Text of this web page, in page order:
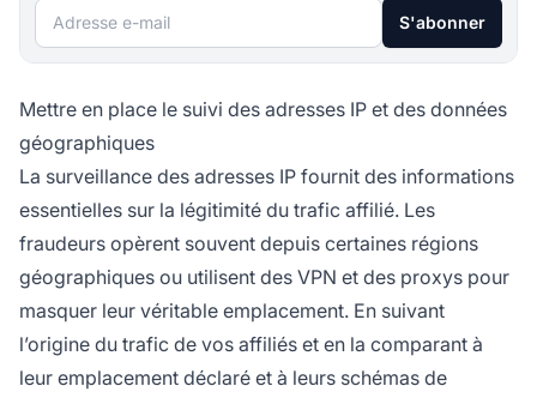
Adresse e-mail S'abonner
Mettre en place le suivi des adresses IP et des données
géographiques
La surveillance des adresses IP fournit des informations
essentielles sur la légitimité du trafic affilié. Les
fraudeurs opèrent souvent depuis certaines régions
géographiques ou utilisent des VPN et des proxys pour
masquer leur véritable emplacement. En suivant
l’origine du trafic de vos affiliés et en la comparant à
leur emplacement déclaré et à leurs schémas de